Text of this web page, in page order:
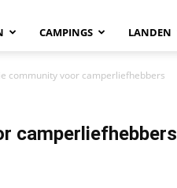
CAMPINGS LANDEN
community voor camperliefhebbers
camperliefhebbers